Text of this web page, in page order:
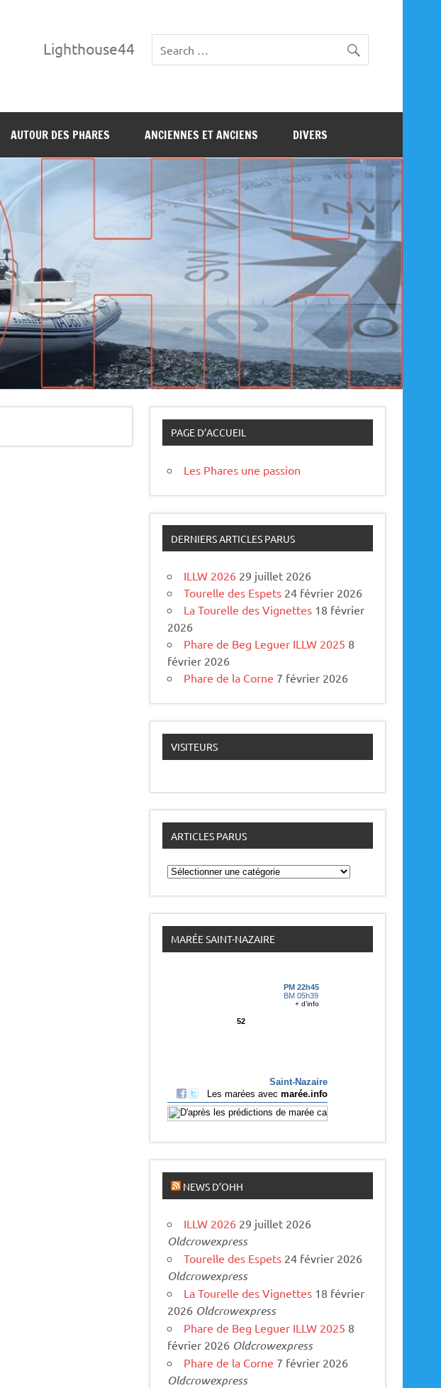
Lighthouse44
AUTOUR DES PHARES ANCIENNES ET ANCIENS DIVERS
PAGE D’ACCUEIL
Les Phares une passion
DERNIERS ARTICLES PARUS
ILLW 2026 29 juillet 2026
Tourelle des Espets 24 février 2026
La Tourelle des Vignettes 18 février
2026
Phare de Beg Leguer ILLW 2025 8
février 2026
Phare de la Corne 7 février 2026
VISITEURS
ARTICLES PARUS
A
r
t
c
l
e
s
MARÉE SAINT-NAZAIRE
NEWS D’OHH
ILLW 2026 29 juillet 2026
Oldcrowexpress
Tourelle des Espets 24 février 2026
Oldcrowexpress
La Tourelle des Vignettes 18 février
2026 Oldcrowexpress
Phare de Beg Leguer ILLW 2025 8
février 2026 Oldcrowexpress
Phare de la Corne 7 février 2026
Oldcrowexpress